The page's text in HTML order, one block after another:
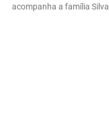
acompanha a família Silva